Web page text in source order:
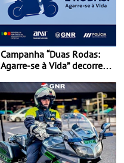
Campanha “Duas Rodas:
Agarre-se à Vida” decorre